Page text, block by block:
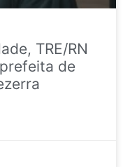
TRE/RN
de